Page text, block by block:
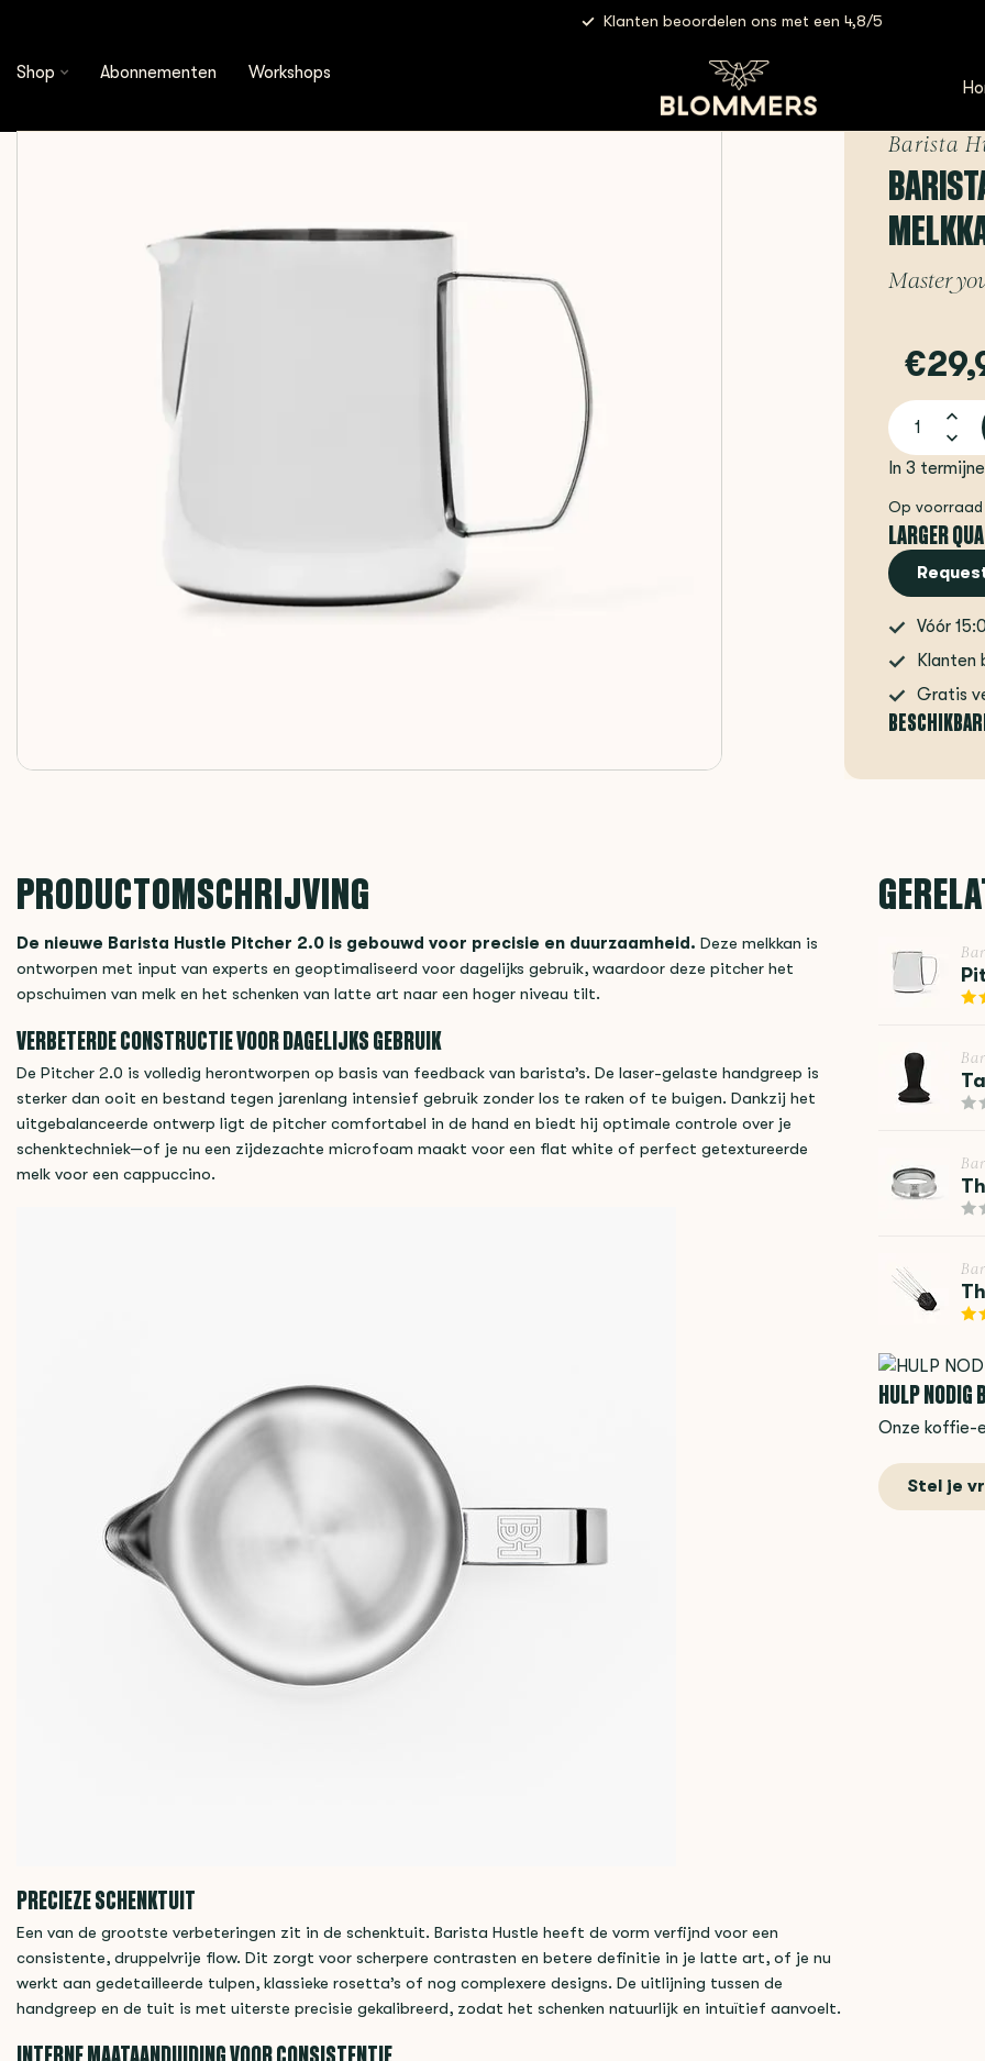
Klanten beoordelen ons met een 4,8/5
Shop Abonnementen Workshops
Barista Hustle - Pitcher 2.0 | 400 ml - Melkkan
Barista
Master
In 3
Op voorraad
LARGER
Vóór
Klanten
Gratis
PRODUCTOMSCHRIJVING
De nieuwe Barista Hustle Pitcher 2.0 is gebouwd voor precisie en duurzaamheid. Deze melkkan is
ontworpen met input van experts en geoptimaliseerd voor dagelijks gebruik, waardoor deze pitcher het
opschuimen van melk en het schenken van latte art naar een hoger niveau tilt.
VERBETERDE CONSTRUCTIE VOOR DAGELIJKS GEBRUIK
De Pitcher 2.0 is volledig herontworpen op basis van feedback van barista’s. De laser-gelaste handgreep is
sterker dan ooit en bestand tegen jarenlang intensief gebruik zonder los te raken of te buigen. Dankzij het
uitgebalanceerde ontwerp ligt de pitcher comfortabel in de hand en biedt hij optimale controle over je
schenktechniek—of je nu een zijdezachte microfoam maakt voor een flat white of perfect getextureerde
melk voor een cappuccino.
PRECIEZE SCHENKTUIT
Een van de grootste verbeteringen zit in de schenktuit. Barista Hustle heeft de vorm verfijnd voor een
consistente, druppelvrije flow. Dit zorgt voor scherpere contrasten en betere definitie in je latte art, of je nu
werkt aan gedetailleerde tulpen, klassieke rosetta’s of nog complexere designs. De uitlijning tussen de
handgreep en de tuit is met uiterste precisie gekalibreerd, zodat het schenken natuurlijk en intuïtief aanvoelt.
HULP NODIG
Onze koffie-
Stel je